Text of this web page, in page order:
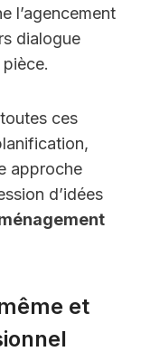
l’agencement
dialogue
ces
approche
d’idées
et